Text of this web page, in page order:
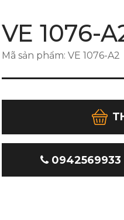
VE 1076-
Mã sản phẩm: VE 1076-A2
0942569933